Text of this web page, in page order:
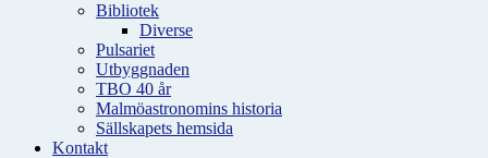
Bibliotek
Diverse
Pulsariet
Utbyggnaden
TBO 40 år
Malmöastronomins historia
Sällskapets hemsida
Kontakt